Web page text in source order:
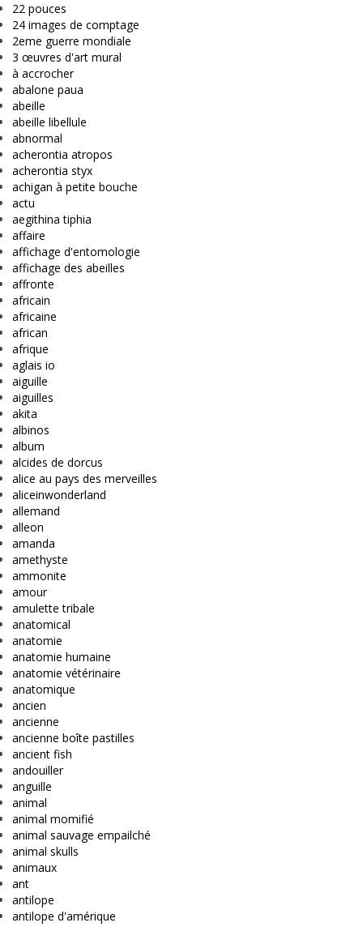
22 pouces
24 images de comptage
2eme guerre mondiale
3 œuvres d'art mural
à accrocher
abalone paua
abeille
abeille libellule
abnormal
acherontia atropos
acherontia styx
achigan à petite bouche
actu
aegithina tiphia
affaire
affichage d'entomologie
affichage des abeilles
affronte
africain
africaine
african
afrique
aglais io
aiguille
aiguilles
akita
albinos
album
alcides de dorcus
alice au pays des merveilles
aliceinwonderland
allemand
alleon
amanda
amethyste
ammonite
amour
amulette tribale
anatomical
anatomie
anatomie humaine
anatomie vétérinaire
anatomique
ancien
ancienne
ancienne boîte pastilles
ancient fish
andouiller
anguille
animal
animal momifié
animal sauvage empailché
animal skulls
animaux
ant
antilope
antilope d'amérique